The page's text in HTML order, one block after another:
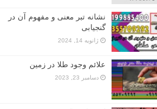
نشانه تبر معنی و مفهوم آن در
گنجیابی
ژانویه 14, 2024
علائم وجود طلا در زمین
دسامبر 23, 2023